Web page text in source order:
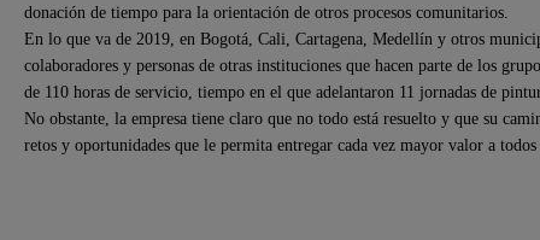
donación de tiempo para la orientación de otros procesos comunitarios.
En lo que va de 2019, en Bogotá, Cali, Cartagena, Medellín y otros
colaboradores y personas de otras instituciones que hacen parte de los
de 110 horas de servicio, tiempo en el que adelantaron 11 jornadas de
No obstante, la empresa tiene claro que no todo está resuelto y que su
retos y oportunidades que le permita entregar cada vez mayor valor a